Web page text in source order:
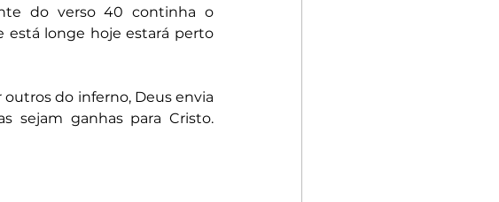
do verso 40 continha o
está longe hoje estará perto
outros do inferno, Deus envia
sejam ganhas para Cristo.